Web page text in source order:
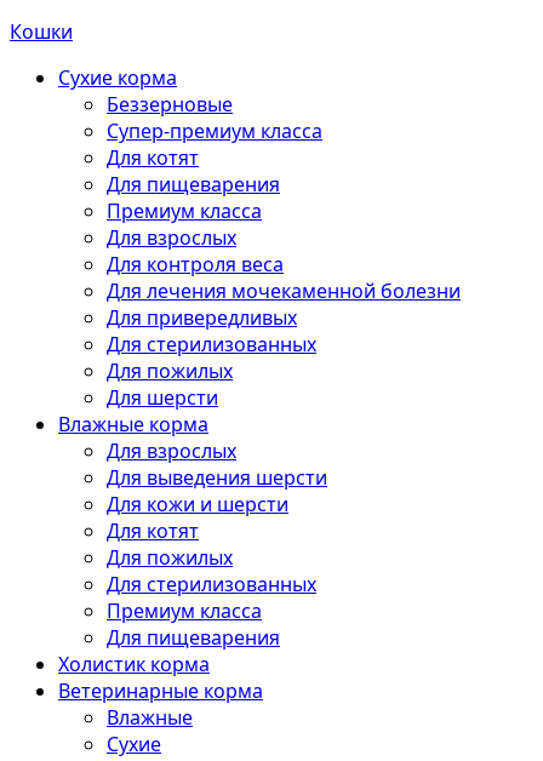
Кошки
Сухие корма
Беззерновые
Супер-премиум класса
Для котят
Для пищеварения
Премиум класса
Для взрослых
Для контроля веса
Для лечения мочекаменной болезни
Для привередливых
Для стерилизованных
Для пожилых
Для шерсти
Влажные корма
Для взрослых
Для выведения шерсти
Для кожи и шерсти
Для котят
Для пожилых
Для стерилизованных
Премиум класса
Для пищеварения
Холистик корма
Ветеринарные корма
Влажные
Сухие